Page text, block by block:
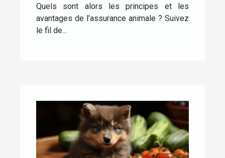
Quels sont alors les principes et les
avantages de l’assurance animale ? Suivez
le fil de...